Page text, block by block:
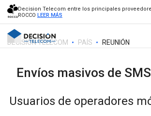
Decision Telecom entre los principales
ROCCO LEER MÁS
DECISION TELECOM PAÍS REUNIÓN
Envíos masivos de SMS
Usuarios de operadores